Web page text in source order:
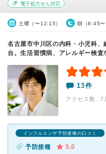
電子処方せん対応
土曜（〜12:15） 朝（8:45〜
名古屋市中川区の内科・小児科
台。生活習慣病、アレルギー検査
13件
アクセス数 7
インフルエンザ予防接種の口コミ
予防接種
5.0